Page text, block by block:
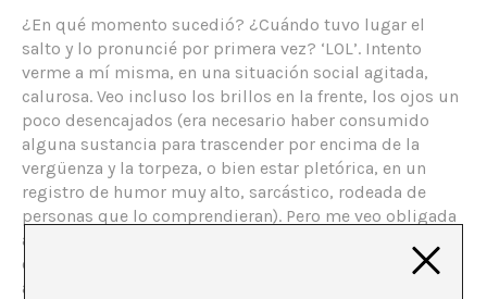
¿En qué momento sucedió? ¿Cuándo tuvo lugar el
salto y lo pronuncié por primera vez? ‘LOL’. Intento
verme a mí misma, en una situación social agitada,
calurosa. Veo incluso los brillos en la frente, los ojos un
poco desencajados (era necesario haber consumido
alguna sustancia para trascender por encima de la
vergüenza y la torpeza, o bien estar pletórica, en un
registro de humor muy alto, sarcástico, rodeada de
personas que lo comprendieran). Pero me veo obligada
a tachar el recuerdo. Rebobino. Desengancho la cola de
cinta de la ficción, tal y como me enseñaron a los 18
años en el cineclub, y engancho el rollo de la realidad.